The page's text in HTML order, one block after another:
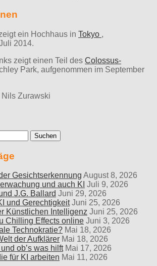
ein Hochhaus in Tokyo ,
2014.
zeigt einen Teil des Colossus-
Park, aufgenommen im September
Zurawski
Gesichtserkennung August 8, 2026
und auch KI Juli 9, 2026
J.G. Ballard Juni 29, 2026
und Gerechtigkeit Juni 25, 2026
Künstlichen Intelligenz Juni 25, 2026
Chilling Effects online Juni 3, 2026
Technokratie? Mai 18, 2026
der Aufklärer Mai 18, 2026
ob’s was hilft Mai 17, 2026
für KI arbeiten Mai 11, 2026